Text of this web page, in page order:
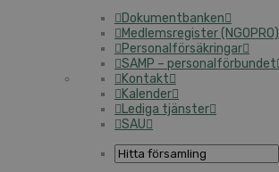
Dokumentbanken
Medlemsregister (NGOPRO)
Personalförsäkringar
SAMP – personalförbundet
Kontakt
Kalender
Lediga tjänster
SAU